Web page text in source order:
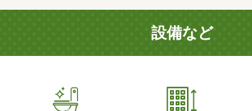
設備など